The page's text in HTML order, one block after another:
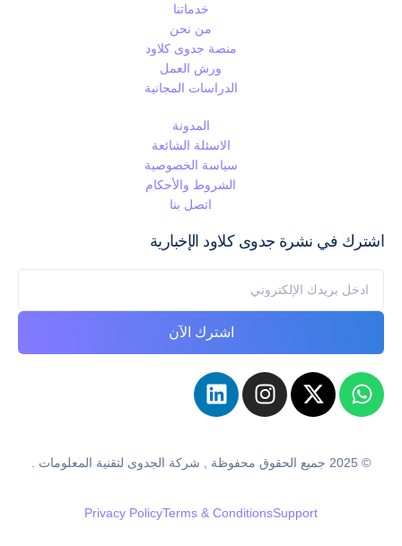
خدماتنا
من نحن
منصة جدوى كلاود
ورش العمل
الدراسات المجانية
المدونة
الاسئلة الشائعة
سياسة الخصوصية
الشروط والأحكام
اتصل بنا
اشترك في نشرة جدوى كلاود الإخبارية
اشترك الآن
© 2025 جميع الحقوق محفوظة , شركة الجدوى لتقنية المعلومات .
Support
Terms & Conditions
Privacy Policy